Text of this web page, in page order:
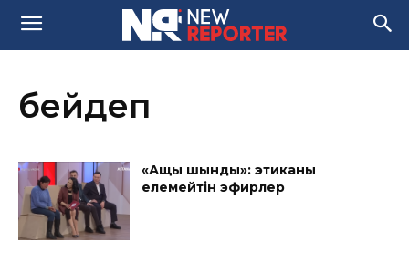
бейәдеп
«Ащы шындық»: этиканы
елемейтін эфирлер